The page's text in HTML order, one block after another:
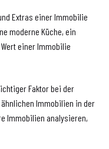
Extras einer Immobilie
moderne Küche, ein
einer Immobilie
Faktor bei der
Immobilien in der
Immobilien analysieren,